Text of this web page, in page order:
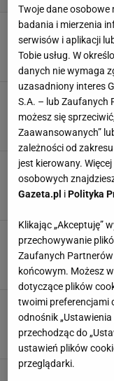
Filip
Twoje dane osobowe
badania i mierzenia
serwisów i aplikacji
Tobie usług. W
danych nie wymaga
uzasadniony interes
S.A. – lub Zaufanych
możesz się
Zaawansowanych”
zależności od
jest kierowany.
osobowych
Gazeta.pl iPolityka
Klikając „Akceptuję”
przechowywanie
Zaufanych
końcowym. Możesz
dotyczące plików
twoimi preferencjami
odnośnik
przechodząc do
ustawień plików
przeglądarki.